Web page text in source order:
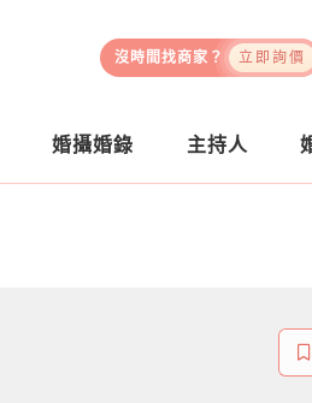
沒時間找商家？ 立即詢價
婚攝婚錄 主持人